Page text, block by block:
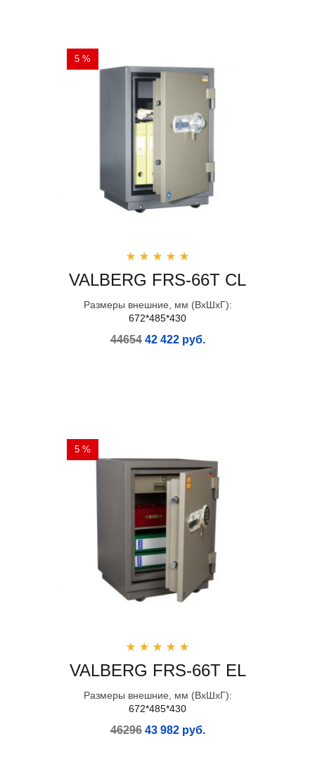
5 %
VALBERG FRS-66T CL
Размеры внешние, мм (ВхШхГ):
672*485*430
44654 42 422 руб.
5 %
VALBERG FRS-66T EL
Размеры внешние, мм (ВхШхГ):
672*485*430
46296 43 982 руб.